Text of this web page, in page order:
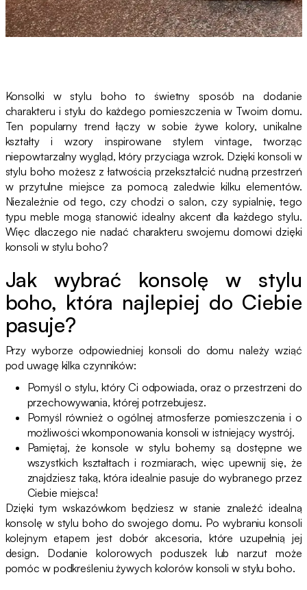
Konsolki w stylu boho to świetny sposób na dodanie
charakteru i stylu do każdego pomieszczenia w Twoim domu.
Ten popularny trend łączy w sobie żywe kolory, unikalne
kształty i wzory inspirowane stylem vintage, tworząc
niepowtarzalny wygląd, który przyciąga wzrok. Dzięki konsoli w
stylu boho możesz z łatwością przekształcić nudną przestrzeń
w przytulne miejsce za pomocą zaledwie kilku elementów.
Niezależnie od tego, czy chodzi o salon, czy sypialnię, tego
typu meble mogą stanowić idealny akcent dla każdego stylu.
Więc dlaczego nie nadać charakteru swojemu domowi dzięki
konsoli w stylu boho?
Jak wybrać konsolę w stylu
boho, która najlepiej do Ciebie
pasuje?
Przy wyborze odpowiedniej konsoli do domu należy wziąć
pod uwagę kilka czynników:
Pomyśl o stylu, który Ci odpowiada, oraz o przestrzeni do
przechowywania, której potrzebujesz.
Pomyśl również o ogólnej atmosferze pomieszczenia i o
możliwości wkomponowania konsoli w istniejący wystrój.
Pamiętaj, że konsole w stylu bohemy są dostępne we
wszystkich kształtach i rozmiarach, więc upewnij się, że
znajdziesz taką, która idealnie pasuje do wybranego przez
Ciebie miejsca!
Dzięki tym wskazówkom będziesz w stanie znaleźć idealną
konsolę w stylu boho do swojego domu. Po wybraniu konsoli
kolejnym etapem jest dobór akcesoria, które uzupełnią jej
design. Dodanie kolorowych poduszek lub narzut może
pomóc w podkreśleniu żywych kolorów konsoli w stylu boho.